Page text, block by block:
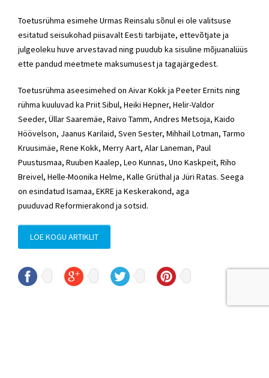
Toetusrühma esimehe Urmas Reinsalu sõnul ei ole valitsuse
esitatud seisukohad piisavalt Eesti tarbijate, ettevõtjate ja
julgeoleku huve arvestavad ning puudub ka sisuline mõjuanalüüs
ette pandud meetmete maksumusest ja tagajärgedest.
Toetusrühma aseesimehed on Aivar Kokk ja Peeter Ernits ning
rühma kuuluvad ka Priit Sibul, Heiki Hepner, Helir-Valdor
Seeder, Üllar Saaremäe, Raivo Tamm, Andres Metsoja, Kaido
Höövelson, Jaanus Karilaid, Sven Sester, Mihhail Lotman, Tarmo
Kruusimäe, Rene Kokk, Merry Aart, Alar Laneman, Paul
Puustusmaa, Ruuben Kaalep, Leo Kunnas, Uno Kaskpeit, Riho
Breivel, Helle-Moonika Helme, Kalle Grüthal ja Jüri Ratas. Seega
on esindatud Isamaa, EKREja Keskerakond, aga
puuduvad Reformierakond ja sotsid.
LOE KOGU ARTIKLIT